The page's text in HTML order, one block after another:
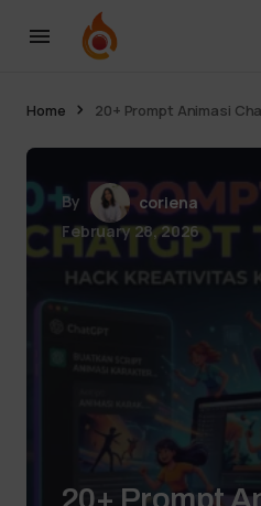
Home 20+ Prompt Animasi
By
coriena
February 28, 2026
20+ Prompt